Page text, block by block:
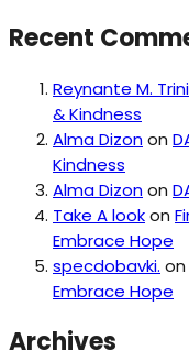
Recent
Reynante M.
& Kindness
Alma Dizonon
Kindness
Alma Dizonon
Take A lookon
Embrace Hope
specdobavki. on
Embrace Hope
Archives